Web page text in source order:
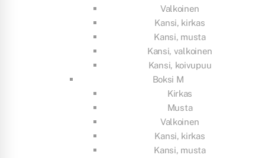
Valkoinen
Kansi, kirkas
Kansi, musta
Kansi, valkoinen
Kansi, koivupuu
Boksi M
Kirkas
Musta
Valkoinen
Kansi, kirkas
Kansi, musta